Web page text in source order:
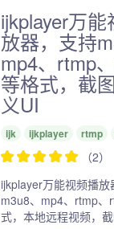
ijkplayer万能
放器，支持
mp4、rtmp
等格式，截
义UI
ijk ijkplayer rtmp
（2）
ijkplayer万能视频播放
m3u8、mp4、rtmp、
式，本地远程视频，